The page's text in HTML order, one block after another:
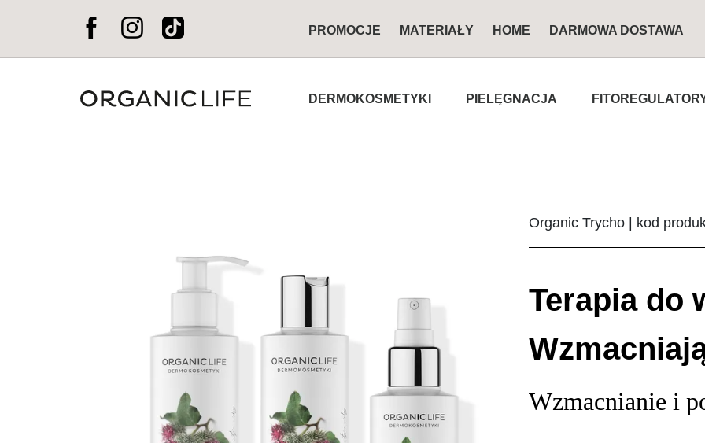
PROMOCJE MATERIAŁY HOME DARMOWA DOSTAWA
DERMOKOSMETYKI PIELĘGNACJA
Organic Trycho | kod
Terapia do
Wzmacnianie i